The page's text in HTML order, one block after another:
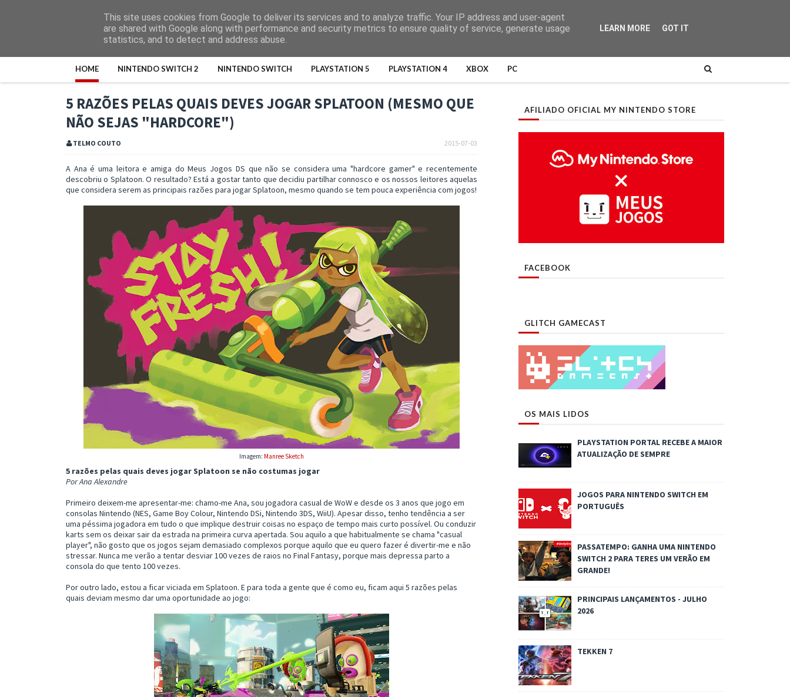
HOME NINTENDO SWITCH 2 NINTENDO SWITCH PLAYSTATION 5 PLAYSTATION 4 XBOX PC
5 RAZÕES PELAS QUAIS DEVES JOGAR SPLATOON (MESMO QUE
NÃO SEJAS "HARDCORE")
2015-07-03
TELMO COUTO
A Ana é uma leitora e amiga do Meus Jogos DS que não se considera uma "hardcore gamer" e recentemente
descobriu o Splatoon. O resultado? Está a gostar tanto que decidiu partilhar connosco e os nossos leitores aquelas
que considera serem as principais razões para jogar Splatoon, mesmo quando se tem pouca experiência com jogos!
Imagem: Manree Sketch
5 razões pelas quais deves jogar Splatoon se não costumas jogar
Por Ana Alexandre
Primeiro deixem-me apresentar-me: chamo-me Ana, sou jogadora casual de WoW e desde os 3 anos que jogo em
consolas Nintendo (NES, Game Boy Colour, Nintendo DSi, Nintendo 3DS, WiiU). Apesar disso, tenho tendência a ser
uma péssima jogadora em tudo o que implique destruir coisas no espaço de tempo mais curto possível. Ou conduzir
karts sem os deixar sair da estrada na primeira curva apertada. Sou aquilo a que habitualmente se chama "casual
player", não gosto que os jogos sejam demasiado complexos porque aquilo que eu quero fazer é divertir-me e não
stressar. Nunca me verão a tentar desviar 100 vezes de raios no Final Fantasy, porque mais depressa parto a
consola do que tento 100 vezes.
Por outro lado, estou a ficar viciada em Splatoon. E para toda a gente que é como eu, ficam aqui 5 razões pelas
quais deviam mesmo dar uma oportunidade ao jogo:
AFILIADO OFICIAL MY NINTENDO STORE
FACEBOOK
GLITCH GAMECAST
OS MAIS LIDOS
PLAYSTATION PORTAL RECEBE A MAIOR
ATUALIZAÇÃO DE SEMPRE
JOGOS PARA NINTENDO SWITCH EM
PORTUGUÊS
PASSATEMPO: GANHA UMA NINTENDO
SWITCH 2 PARA TERES UM VERÃO EM
GRANDE!
PRINCIPAIS LANÇAMENTOS - JULHO
2026
TEKKEN 7
This site uses cookies from Google to deliver its services and to analyze traffic. Your IP address and user-agent
are shared with Google along with performance and security metrics to ensure quality of service, generate usage
statistics, and to detect and address abuse.
LEARN MORE GOT IT